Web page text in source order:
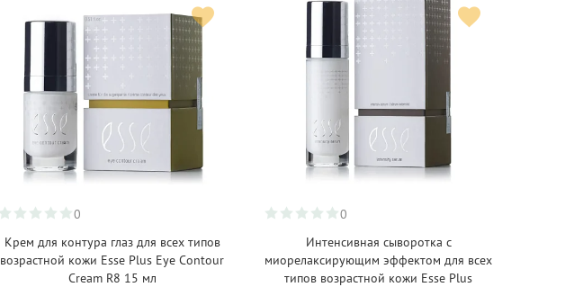
0
Крем для контура глаз для всех типов
возрастной кожи Esse Plus Eye Contour
Cream R8 15 мл
0
Интенсивная сыворотка с
миорелаксирующим эффектом для всех
типов возрастной кожи Esse Plus